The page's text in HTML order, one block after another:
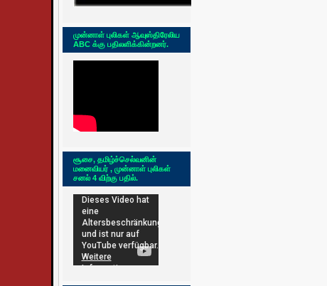
முன்னாள் புலிகள் ஆவுஸ்திரேலிய
ABC க்கு பதிலளிக்கின்றனர்.
சூசை, தமிழ்ச்செல்வனின்
மனைவியர் , முன்னாள் புலிகள்
சனல் 4 விற்கு பதில்.